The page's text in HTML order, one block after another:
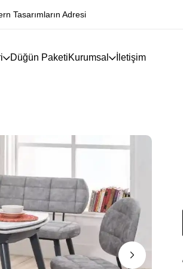
Tasarımların Adresi
Düğün PaketiKurumsal İletişim